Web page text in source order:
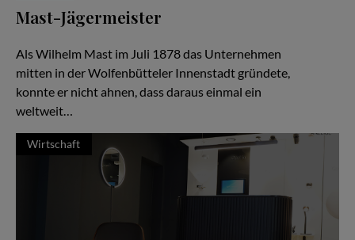
Mast-Jägermeister
Als Wilhelm Mast im Juli 1878 das Unternehmen
mitten in der Wolfenbütteler Innenstadt gründete,
konnte er nicht ahnen, dass daraus einmal ein
weltweit…
Wirtschaft